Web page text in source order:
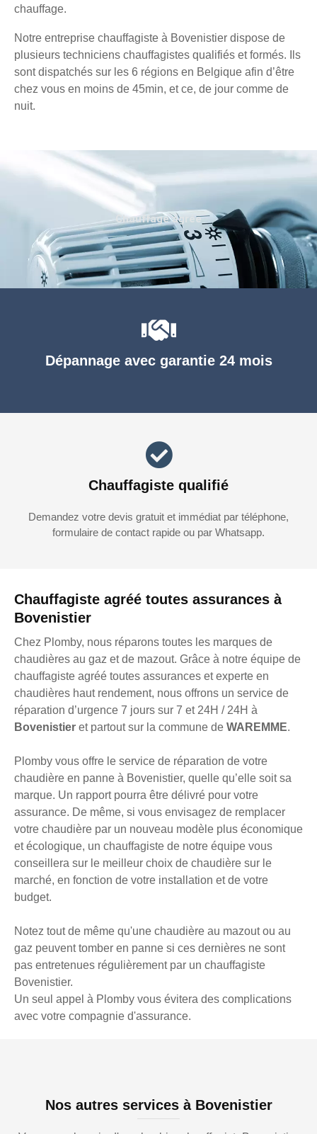
chauffage.
Notre entreprise chauffagiste à Bovenistier dispose de
plusieurs techniciens chauffagistes qualifiés et formés. Ils
sont dispatchés sur les 6 régions en Belgique afin d’être
chez vous en moins de 45min, et ce, de jour comme de
nuit.
Chauffagiste agréé toutes assurances à
Bovenistier
Chez Plomby, nous réparons toutes les marques de
chaudières au gaz et de mazout. Grâce à notre équipe de
chauffagiste agréé toutes assurances et experte en
chaudières haut rendement, nous offrons un service de
réparation d’urgence 7 jours sur 7 et 24H / 24H à
Bovenistier et partout sur la commune de WAREMME.
Plomby vous offre le service de réparation de votre
chaudière en panne à Bovenistier, quelle qu’elle soit sa
marque. Un rapport pourra être délivré pour votre
assurance. De même, si vous envisagez de remplacer
votre chaudière par un nouveau modèle plus économique
et écologique, un chauffagiste de notre équipe vous
conseillera sur le meilleur choix de chaudière sur le
marché, en fonction de votre installation et de votre
budget.
Notez tout de même qu'une chaudière au mazout ou au
gaz peuvent tomber en panne si ces dernières ne sont
pas entretenues régulièrement par un chauffagiste
Bovenistier.
Un seul appel à Plomby vous évitera des complications
avec votre compagnie d'assurance.
Dépannage avec garantie 24 mois
Chauffagiste qualifié
Demandez votre devis gratuit et immédiat par téléphone,
formulaire de contact rapide ou par Whatsapp.
Chauffage agréé
Nos autres services à Bovenistier